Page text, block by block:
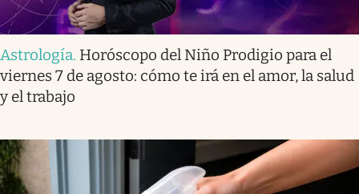
Astrología. Horóscopo del Niño Prodigio para el
viernes 7 de agosto: cómo te irá en el amor, la salud
y el trabajo